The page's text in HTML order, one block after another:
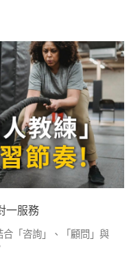
一服務
「咨詢」、「顧問」與